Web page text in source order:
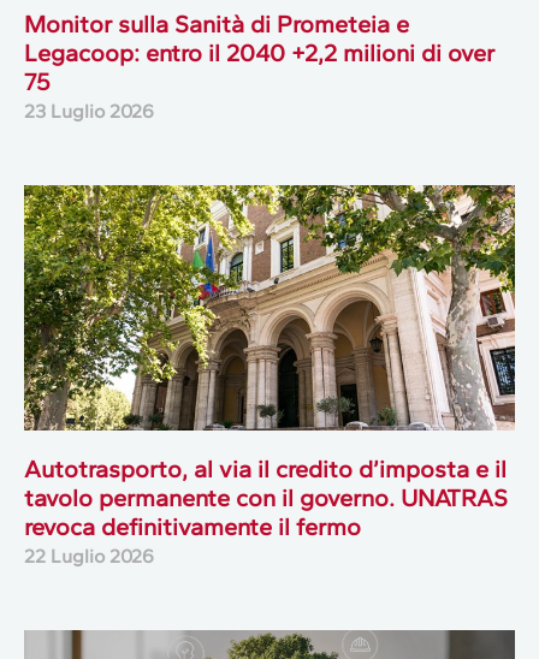
Monitor sulla Sanità di Prometeia e
Legacoop: entro il 2040 +2,2 milioni di over
75
23 Luglio 2026
Autotrasporto, al via il credito d’imposta e il
tavolo permanente con il governo. UNATRAS
revoca definitivamente il fermo
22 Luglio 2026